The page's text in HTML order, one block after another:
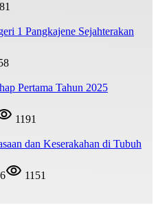
1 Pangkajene Sejahterakan
Pertama Tahun 2025
1191
dan Keserakahan di Tubuh
1151